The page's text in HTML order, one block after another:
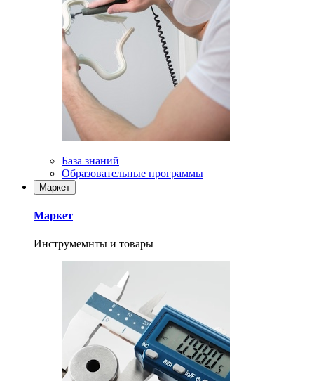
База знаний
Образовательные программы
Маркет
Маркет
Инструмемнты и товары